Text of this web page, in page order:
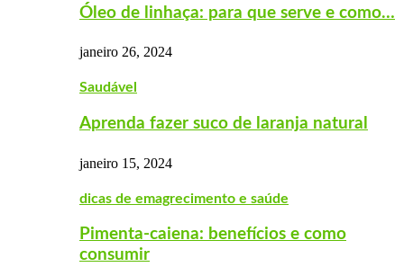
Óleo de linhaça: para que serve e como…
janeiro 26, 2024
Saudável
Aprenda fazer suco de laranja natural
janeiro 15, 2024
dicas de emagrecimento e saúde
Pimenta-caiena: benefícios e como
consumir